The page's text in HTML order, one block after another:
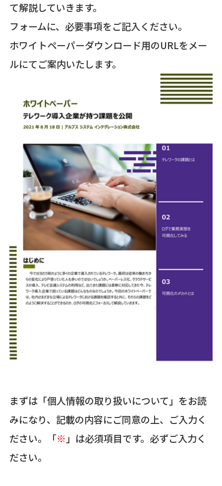
て解説していきます。
フォームに、必要事項をご記入ください。
ホワイトペーパーダウンロード用のURLをメー
ルにてご案内いたします。
まずは「個人情報の取り扱いについて」をお読
みになり、記載の内容にご同意の上、ご入力く
ださい。「※ 」は必須項目です。必ずご入力く
ださい。